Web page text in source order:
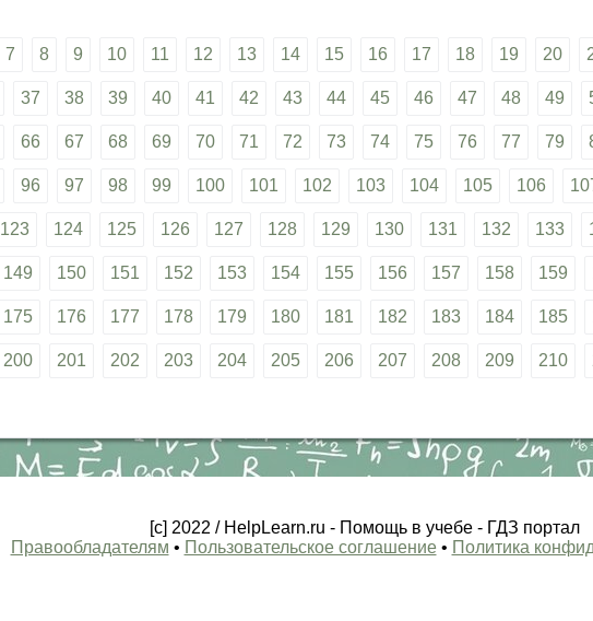
7 8 9 10 11 12 13 14 15 16 17 18 19 20
37 38 39 40 41 42 43 44 45 46 47 48 49
66 67 68 69 70 71 72 73 74 75 76 77 79
96 97 98 99 100 101 102 103 104 105 106
123 124 125 126 127 128 129 130 131 132 133
149 150 151 152 153 154 155 156 157 158 159
175 176 177 178 179 180 181 182 183 184 185
200 201 202 203 204 205 206 207 208 209 210
[c] 2022 / HelpLearn.ru - Помощь в учебе - ГДЗ портал
Правообладателям • Пользовательское соглашение• Политика